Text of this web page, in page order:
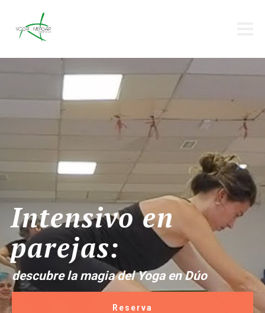
Intensivo en
parejas:
descubre la magia del Yoga en Dúo
Reserva